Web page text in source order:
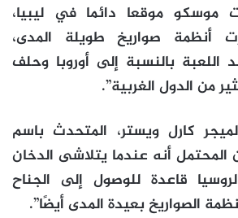
موسكو موقعا دائما في ليبيا،
أنظمة صواريخ طويلة المدى،
اللعبة بالنسبة إلى أوروبا وحلف
من الدول الغربية”.
كارل ويستر، المتحدث باسم
المحتمل أنه عندما يتلاشى الدخان
قاعدة للوصول إلى الجناح
الصواريخ بعيدة المدى أيضًا”.